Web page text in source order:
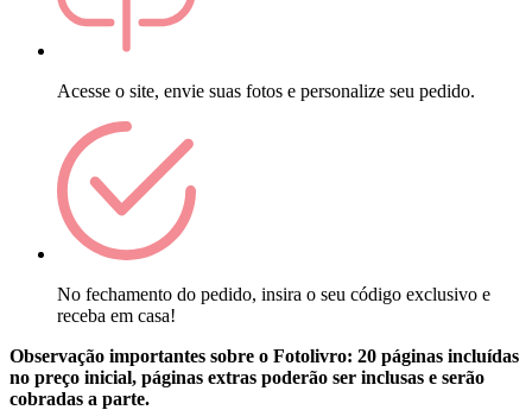
Acesse o site, envie suas fotos e personalize seu pedido.
No fechamento do pedido, insira o seu código exclusivo e
receba em casa!
Observação importantes sobre o Fotolivro: 20 páginas incluídas
no preço inicial, páginas extras poderão ser inclusas e serão
cobradas a parte.